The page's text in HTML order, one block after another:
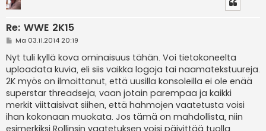
Re: WWE 2K15
V
e
s
t
i
Ma 03.11.2014 20:19
Nyt tuli kyllä kova ominaisuus tähän. Voi tietokoneelta
uploadata kuvia, eli siis vaikka logoja tai naamatekstuureja.
2K myös on ilmoittanut, että uusilla konsoleilla ei ole enää
superstar threadseja, vaan jotain parempaa ja kaikki
merkit viittaisivat siihen, että hahmojen vaatetusta voisi
ihan kokonaan muokata. Jos tämä on mahdollista, niin
esimerkiksi Rollinsin vaatetuksen voisi päivittää tuolla